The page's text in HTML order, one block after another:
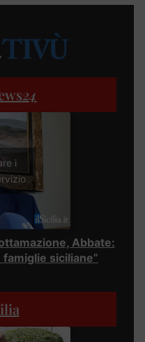
24
i
Abbate:
siciliane”